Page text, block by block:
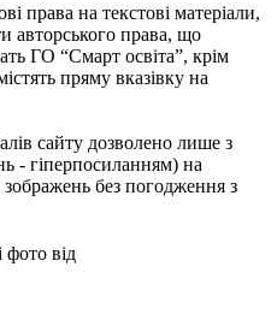
права на текстові матеріали,
авторського права, що
ГО “Смарт освіта”, крім
пряму вказівку на
сайту дозволено лише з
- гіперпосиланням) на
без погодження з
фото від